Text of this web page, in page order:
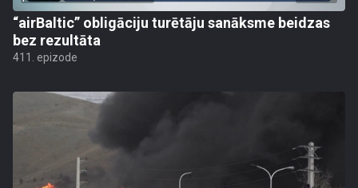
“airBaltic” obligāciju turētāju sanāksme beidzas
bez rezultāta
411. epizode